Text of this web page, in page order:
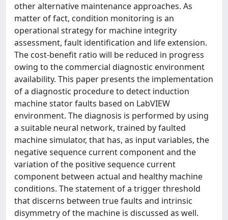
other alternative maintenance approaches. As
matter of fact, condition monitoring is an
operational strategy for machine integrity
assessment, fault identification and life extension.
The cost-benefit ratio will be reduced in progress
owing to the commercial diagnostic environment
availability. This paper presents the implementation
of a diagnostic procedure to detect induction
machine stator faults based on LabVIEW
environment. The diagnosis is performed by using
a suitable neural network, trained by faulted
machine simulator, that has, as input variables, the
negative sequence current component and the
variation of the positive sequence current
component between actual and healthy machine
conditions. The statement of a trigger threshold
that discerns between true faults and intrinsic
disymmetry of the machine is discussed as well.